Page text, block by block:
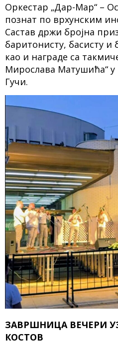
Оркестар „Дар-Мар“ –
познат по врхунским
Састав држи бројна
баритонисту, басисту
као и награде са
Мирослава Матушића“ у
Гучи.
ЗАВРШНИЦА ВЕЧЕРИ
КОСТОВ